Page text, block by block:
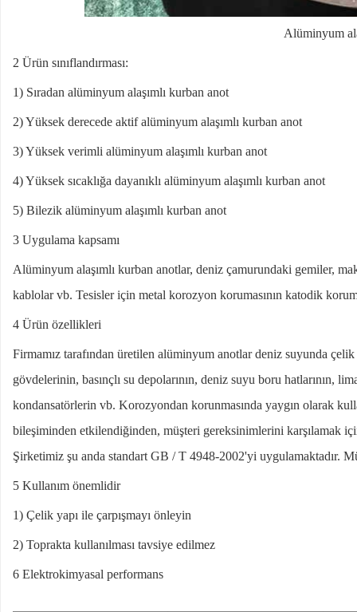
Alüminyum
2 Ürün sınıflandırması:
1) Sıradan alüminyum alaşımlı kurban anot
2) Yüksek derecede aktif alüminyum alaşımlı kurban anot
3) Yüksek verimli alüminyum alaşımlı kurban anot
4) Yüksek sıcaklığa dayanıklı alüminyum alaşımlı kurban anot
5) Bilezik alüminyum alaşımlı kurban anot
3 Uygulama kapsamı
Alüminyum alaşımlı kurban anotlar, deniz çamurundaki gemiler,
kablolar vb. Tesisler için metal korozyon korumasının katodik
4 Ürün özellikleri
Firmamız tarafından üretilen alüminyum anotlar deniz suyunda
gövdelerinin, basınçlı su depolarının, deniz suyu boru hatlarının,
kondansatörlerin vb. Korozyondan korunmasında yaygın olarak
bileşiminden etkilendiğinden, müşteri gereksinimlerini karşılamak
Şirketimiz şu anda standart GB / T 4948-2002'yi uygulamaktadır.
5 Kullanım önemlidir
1) Çelik yapı ile çarpışmayı önleyin
2) Toprakta kullanılması tavsiye edilmez
6 Elektrokimyasal performans